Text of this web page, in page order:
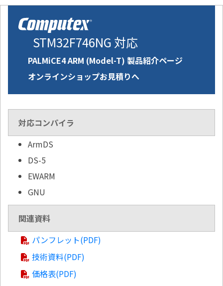
STM32F746NG 対応
PALMiCE4 ARM (Model-T) 製品紹介ページ
オンラインショップお見積りへ
対応コンパイラ
ArmDS
DS-5
EWARM
GNU
関連資料
パンフレット(PDF)
技術資料(PDF)
価格表(PDF)